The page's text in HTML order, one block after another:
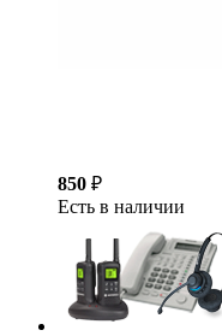
850 ₽
Есть в наличии